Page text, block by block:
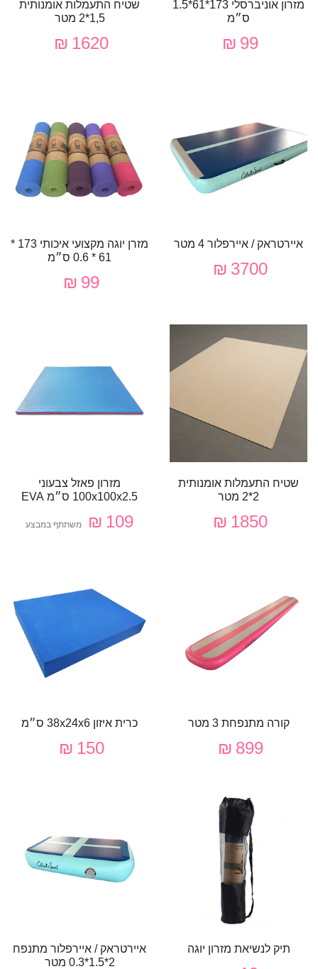
מזרון אוניברסלי 173*61*1.5
ס״מ
99 ₪
שטיח התעמלות אומנותית
1,5*2 מטר
1620 ₪
איירטראק / איירפלור 4 מטר
3700 ₪
מזרן יוגה מקצועי איכותי 173 *
61 * 0.6 ס״מ
99 ₪
שטיח התעמלות אומנותית
2*2 מטר
1850 ₪
מזרון פאזל צבעוני
100x100x2.5 ס״מ EVA
109 ₪ משתתף במבצע
קורה מתנפחת 3 מטר
899 ₪
כרית איזון 38x24x6 ס״מ
150 ₪
תיק לנשיאת מזרון יוגה
איירטראק / איירפלור מתנפח
2*1.5*0.3 מטר